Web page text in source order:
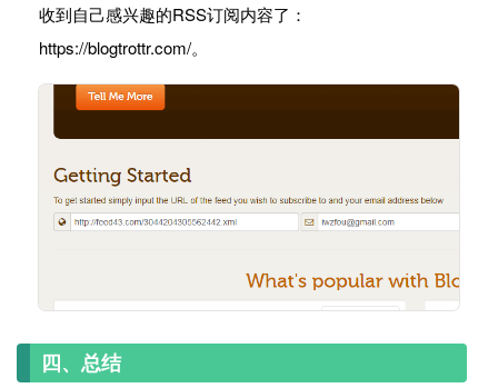
收到自己感兴趣的RSS订阅内容了：
https://blogtrottr.com/。
四、总结